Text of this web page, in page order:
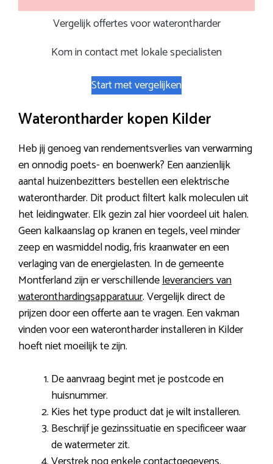
Vergelijk offertes voor waterontharder
Kom in contact met lokale specialisten
Start met vergelijken
Waterontharder kopen Kilder
Heb jij genoeg van rendementsverlies van verwarming
en onnodig poets- en boenwerk? Een aanzienlijk
aantal huizenbezitters bestellen een elektrische
waterontharder. Dit product filtert kalk moleculen uit
het leidingwater. Elk gezin zal hier voordeel uit halen.
Geen kalkaanslag op kranen en tegels, veel minder
zeep en wasmiddel nodig, fris kraanwater en een
verlaging van de energielasten. In de gemeente
Montferland zijn er verschillendeleveranciers van
wateronthardingsapparatuur. Vergelijk direct de
prijzen door een offerte aan te vragen. Een vakman
vinden voor een waterontharder installeren in Kilder
hoeft niet moeilijk te zijn.
De aanvraag begint met je postcode en
huisnummer.
Kies het type product dat je wilt installeren.
Beschrijf je gezinssituatie en specificeer waar
de watermeter zit.